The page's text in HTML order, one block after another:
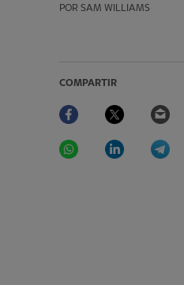
POR SAM WILLIAMS
COMPARTIR
Facebook Twitter
WhatsAppLinkedIn